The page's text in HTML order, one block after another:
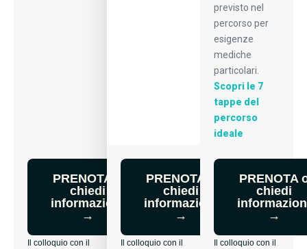
PRENOTA o
chiedi
informazioni
→
Il colloquio con il
PRENOTA o
chiedi
informazioni
→
Il colloquio con il
previsto nel
percorso per
esigenze
mediche
particolari.
Scopri le 7
tappe del
percorso
ideale
PRENOTA
chiedi
→
Il colloquio con il